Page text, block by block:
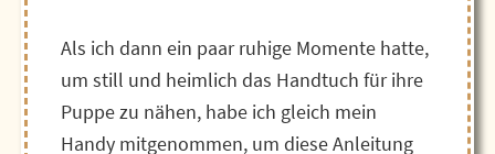
Als ich dann ein paar ruhige Momente hatte,
um still und heimlich das Handtuch für ihre
Puppe zu nähen, habe ich gleich mein
Handy mitgenommen, um diese Anleitung